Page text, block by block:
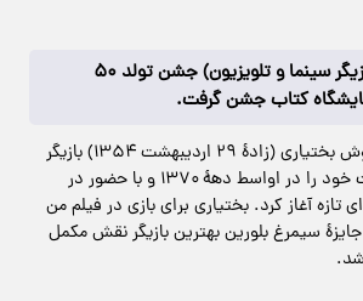
بهنوش بختیاری (بازیگر سینما و تلویزیون) جشن تولد ۵۰
کتاب جشن گرفت.
، بهنوش بختیاری (زادهٔ ۲۹ اردیبهشت ۱۳۵۴) بازیگر
ایرانی است. او فعالیت خود را در اواسط دههٔ ۱۳۷۰ و با حضور در
تازه آغاز کرد. بختیاری برای بازی در فیلم من
جایزهٔ سیمرغ بلورین بهترین بازیگر نقش مکمل